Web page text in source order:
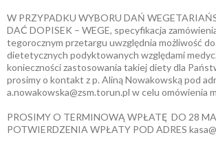
W PRZYPADKU WYBORU DAŃ
DAĆ DOPISEK – WEGE, specyfikacja
tegorocznym przetargu uwzględnia możliwość
dietetycznych podyktowanych względami
konieczności zastosowania takiej diety dla
prosimy o kontakt z p. Aliną Nowakowską pod
a.nowakowska@zsm.torun.pl w celu omówienia
PROSIMY O TERMINOWĄ WPŁATĘ DO 28
POTWIERDZENIA WPŁATY POD ADRES